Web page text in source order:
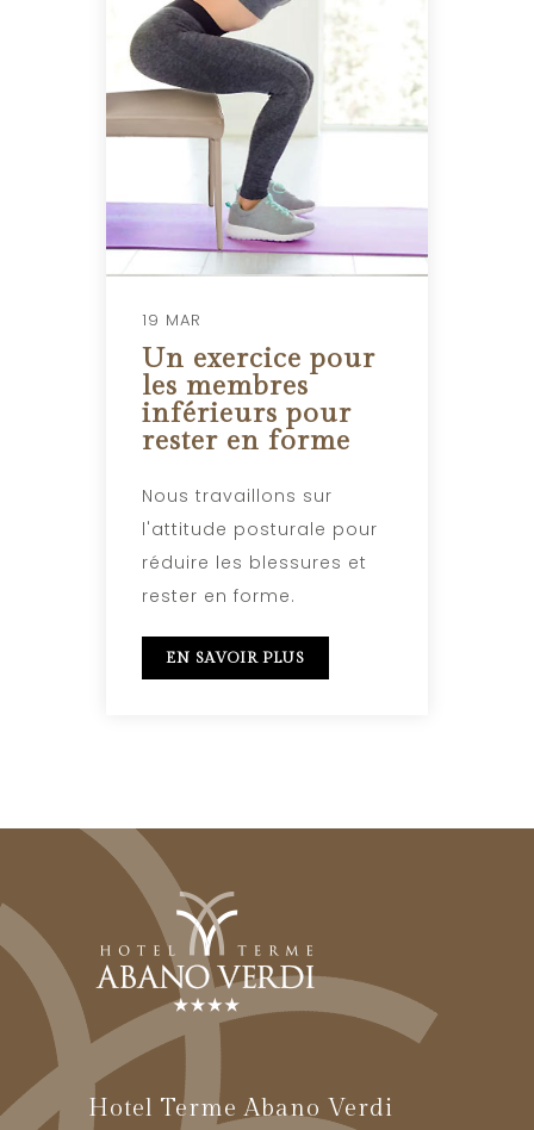
19 MAR
Un exercice pour
les membres
inférieurs pour
rester en forme
Nous travaillons sur
l'attitude posturale pour
réduire les blessures et
rester en forme.
EN SAVOIR PLUS
Hotel Terme Abano Verdi